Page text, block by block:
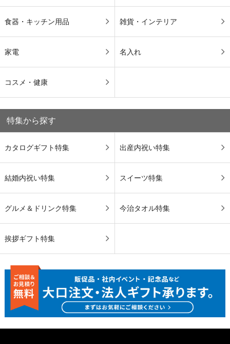
食器・キッチン用品 雑貨・インテリア
家電 名入れ
コスメ・健康
特集から探す
カタログギフト特集 出産内祝い特集
結婚内祝い特集 スイーツ特集
グルメ＆ドリンク特集 今治タオル特集
挨拶ギフト特集